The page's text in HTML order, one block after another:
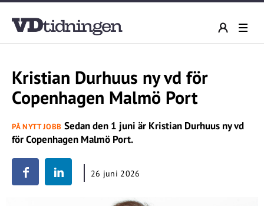
Kristian Durhuus ny vd för
Copenhagen Malmö Port
PÅ NYTT JOBB Sedan den 1 juni är Kristian Durhuus ny vd
för Copenhagen Malmö Port.
26 juni 2026